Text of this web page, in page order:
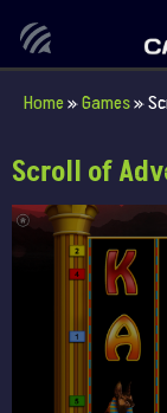
Home»Games»
Scroll of